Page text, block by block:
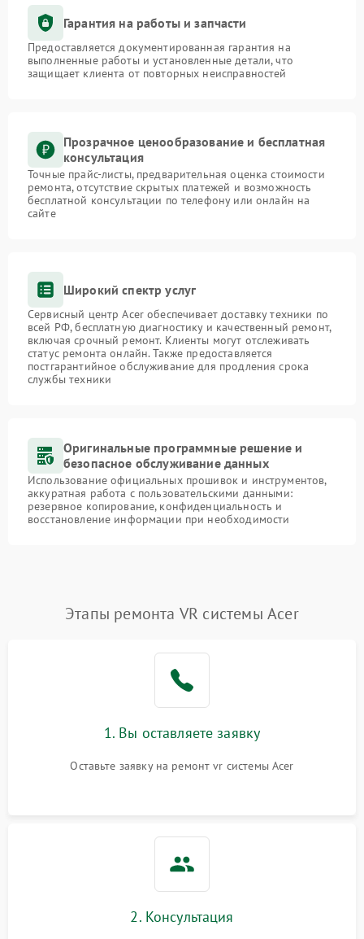
Гарантия на работы и запчасти
Предоставляется документированная гарантия на
выполненные работы и установленные детали, что
защищает клиента от повторных неисправностей
Прозрачное ценообразование и бесплатная
консультация
Точные прайс-листы, предварительная оценка стоимости
ремонта, отсутствие скрытых платежей и возможность
бесплатной консультации по телефону или онлайн на
сайте
Широкий спектр услуг
Сервисный центр Acer обеспечивает доставку техники по
всей РФ, бесплатную диагностику и качественный ремонт,
включая срочный ремонт. Клиенты могут отслеживать
статус ремонта онлайн. Также предоставляется
постгарантийное обслуживание для продления срока
службы техники
Оригинальные программные решение и
безопасное обслуживание данных
Использование официальных прошивок и инструментов,
аккуратная работа с пользовательскими данными:
резервное копирование, конфиденциальность и
восстановление информации при необходимости
Этапы ремонта VR системы Acer
1. Вы оставляете заявку
Оставьте заявку на ремонт vr системы Acer
2. Консультация